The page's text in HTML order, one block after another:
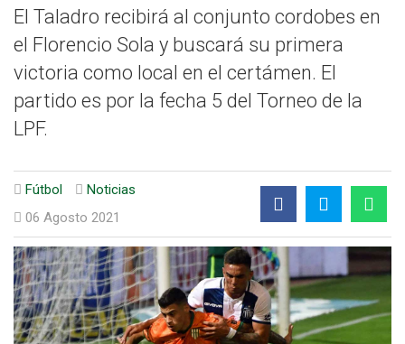
El Taladro recibirá al conjunto cordobes en
el Florencio Sola y buscará su primera
victoria como local en el certámen. El
partido es por la fecha 5 del Torneo de la
LPF.
Fútbol
Noticias
06 Agosto 2021